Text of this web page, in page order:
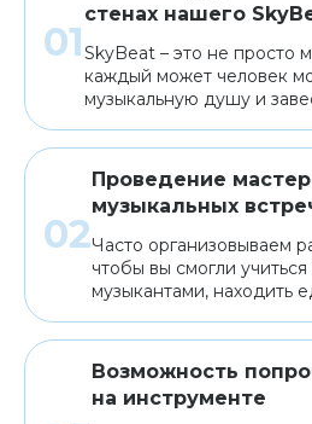
стенах нашего
SkyBeat – это не просто
каждый может человек
музыкальную душу и
Проведение
музыкальных
Часто организовываем
чтобы вы смогли
музыкантами, находить
Возможность
на инструменте